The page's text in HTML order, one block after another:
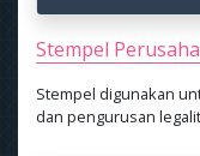
Stempel
Stempel digunakan
dan pengurusan